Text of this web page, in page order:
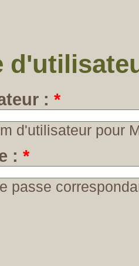
: *
d'utilisateur pour
: *
passe